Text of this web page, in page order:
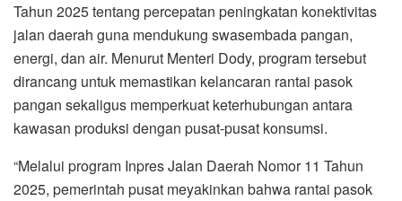
Tahun 2025 tentang percepatan peningkatan konektivitas
jalan daerah guna mendukung swasembada pangan,
energi, dan air. Menurut Menteri Dody, program tersebut
dirancang untuk memastikan kelancaran rantai pasok
pangan sekaligus memperkuat keterhubungan antara
kawasan produksi dengan pusat-pusat konsumsi.
“Melalui program Inpres Jalan Daerah Nomor 11 Tahun
2025, pemerintah pusat meyakinkan bahwa rantai pasok